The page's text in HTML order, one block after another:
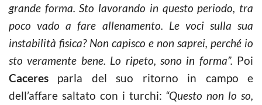
grande forma. Sto lavorando in questo periodo, tra
poco vado a fare allenamento. Le voci sulla sua
instabilità fisica? Non capisco e non saprei, perché io
sto veramente bene. Lo ripeto, sono in forma”. Poi
Caceres parla del suo ritorno in campo e
dell’affare saltato con i turchi: “Questo non lo so,